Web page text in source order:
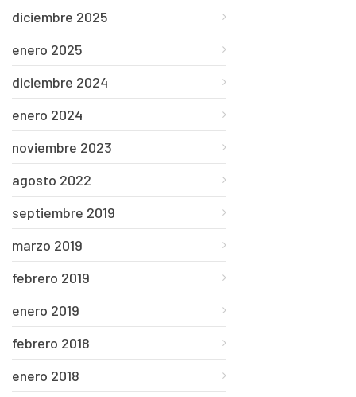
diciembre 2025
enero 2025
diciembre 2024
enero 2024
noviembre 2023
agosto 2022
septiembre 2019
marzo 2019
febrero 2019
enero 2019
febrero 2018
enero 2018